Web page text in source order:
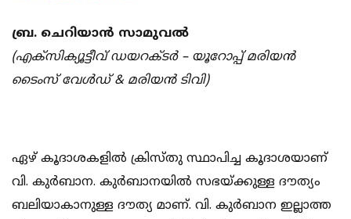
ബ്ര. ചെറിയാന്‍ സാമുവല്‍
(എക്‌സിക്യൂട്ടീവ് ഡയറക്ടര്‍ – യൂറോപ്പ് മരിയന്‍
ടൈംസ് വേള്‍ഡ് & മരിയന്‍ ടിവി)
ഏഴ് കൂദാശകളില്‍ ക്രിസ്തു സ്ഥാപിച്ച കൂദാശയാണ്
വി. കുര്‍ബാന. കുര്‍ബാനയില്‍ സഭയ്ക്കുള്ള ദൗത്യം
ബലിയാകാനുള്ള ദൗത്യ മാണ്. വി. കുര്‍ബാന ഇല്ലാത്ത